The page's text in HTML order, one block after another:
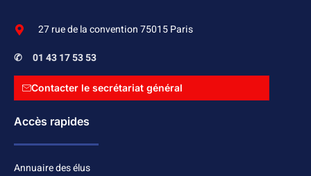
27 rue de la convention 75015 Paris
✆ 01 43 17 53 53
Contacter le secrétariat général
Accès rapides
Annuaire des élus